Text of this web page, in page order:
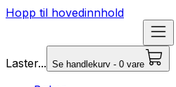
Hopp til hovedinnhold
Laster... Se handlekurv - 0 vare